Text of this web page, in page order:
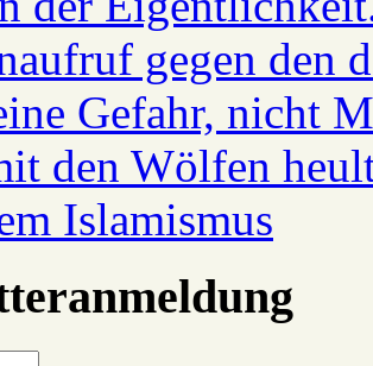
gegen den
Gefahr, nicht
den Wölfen
Islamismus